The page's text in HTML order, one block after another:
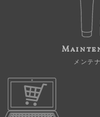
メンテ